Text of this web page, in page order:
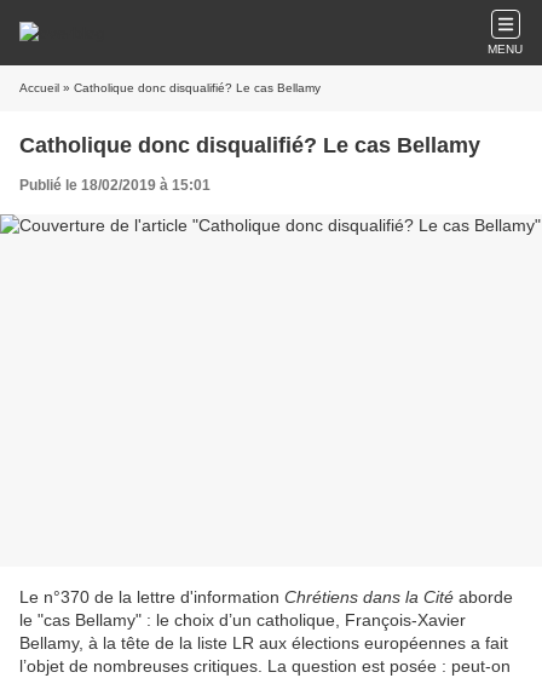
MENU
Accueil » Catholique donc disqualifié? Le cas Bellamy
Catholique donc disqualifié? Le cas Bellamy
Publié le 18/02/2019 à 15:01
Le n°370 de la lettre d'information Chrétiens dans la Cité aborde
le "cas Bellamy" : le choix d’un catholique, François-Xavier
Bellamy, à la tête de la liste LR aux élections européennes a fait
l’objet de nombreuses critiques. La question est posée : peut-on